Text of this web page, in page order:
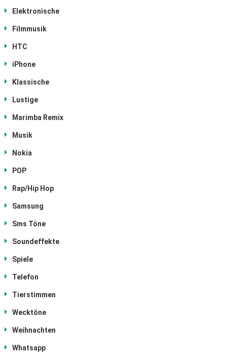
Elektronische
Filmmusik
HTC
iPhone
Klassische
Lustige
Marimba Remix
Musik
Nokia
POP
Rap/Hip Hop
Samsung
Sms Töne
Soundeffekte
Spiele
Telefon
Tierstimmen
Wecktöne
Weihnachten
Whatsapp